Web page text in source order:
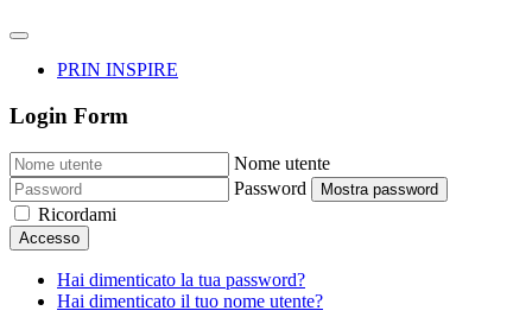
PRIN INSPIRE
Login Form
Nome utente
Password
Mostra password
Ricordami
Accesso
Hai dimenticato la tua password?
Hai dimenticato il tuo nome utente?